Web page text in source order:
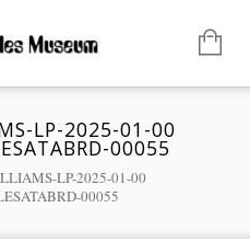
LP-2025-01-00
00055
LP-2025-01-00
00055